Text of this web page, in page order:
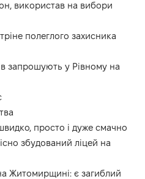
використав на вибори
полеглого захисника
запрошують у Рівному на
просто і дуже смачно
збудований ліцей на
Житомирщині: є загиблий